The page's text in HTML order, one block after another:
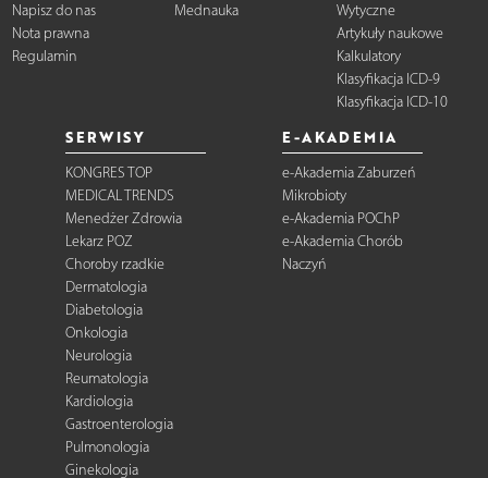
Napisz do nas
Nota prawna
Regulamin
Mednauka
Wytyczne
Artykuły naukowe
Kalkulatory
Klasyfikacja ICD-9
Klasyfikacja ICD-10
SERWISY
KONGRES TOP
MEDICAL TRENDS
Menedżer Zdrowia
Lekarz POZ
Choroby rzadkie
Dermatologia
Diabetologia
Onkologia
Neurologia
Reumatologia
Kardiologia
Gastroenterologia
Pulmonologia
Ginekologia
E-AKADEMIA
e-Akademia Zaburzeń
Mikrobioty
e-Akademia POChP
e-Akademia Chorób
Naczyń